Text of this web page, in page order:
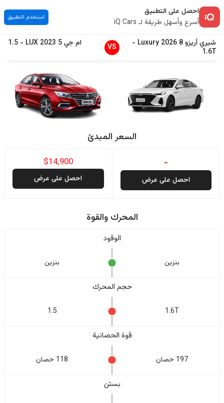
احصل على التطبيق
أسرع وأسهل طريقة لـ iQ Cars
استخدم التطبيق
شيريأريزو 8 2026
Luxury
-
1.6T
VS ام جي5
2023
LUX
-
1.5
السعر المبدئ
-
احصل على عرض
$14,900
احصل على عرض
المحرك والقوة
الوقود
بنزين بنزين
حجم المحرك
1.6T
1.5
قوة الحصانية
197 حصان 118 حصان
بستن